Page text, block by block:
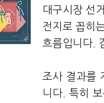
대구시장 선
전지로 꼽히
흐름입니다.
조사 결과를
니다. 특히